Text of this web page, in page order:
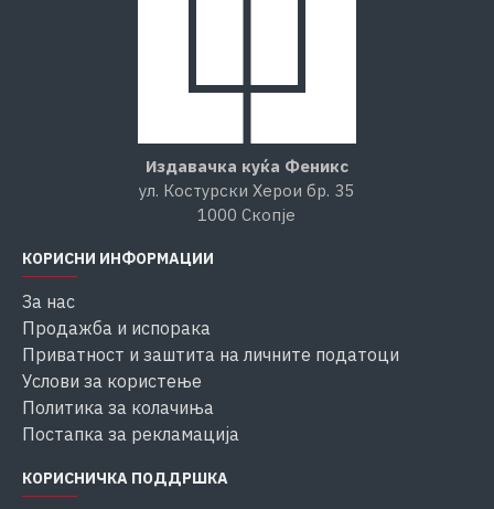
Издавачка куќа Феникс
ул. Костурски Херои бр. 35
1000 Скопје
КОРИСНИ ИНФОРМАЦИИ
За нас
Продажба и испорака
Приватност и заштита на личните податоци
Услови за користење
Политика за колачиња
Постапка за рекламација
КОРИСНИЧКА ПОДДРШКА